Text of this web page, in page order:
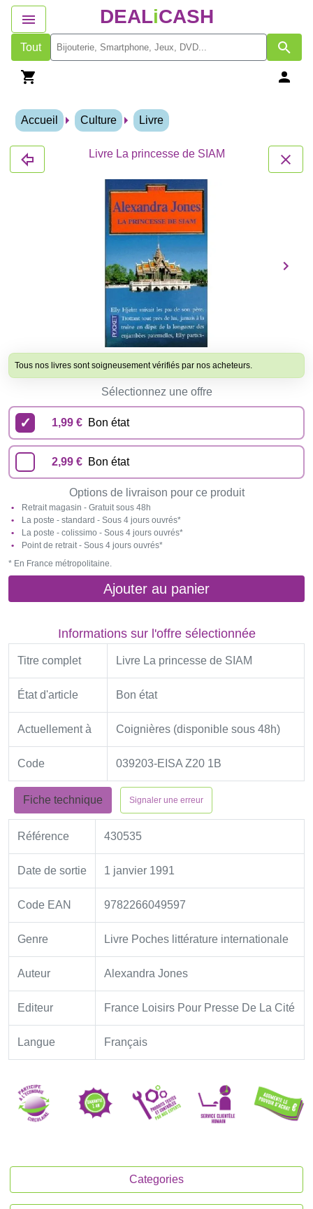
DEALiCASH
Tout
Accueil Culture Livre
Livre La princesse de SIAM
Tous nos livres sont soigneusement vérifiés par nos acheteurs.
Sélectionnez une offre
1,99 € Bon état
2,99 € Bon état
Options de livraison pour ce produit
Retrait magasin - Gratuit sous 48h
La poste - standard - Sous 4 jours ouvrés*
La poste - colissimo - Sous 4 jours ouvrés*
Point de retrait - Sous 4 jours ouvrés*
* En France métropolitaine.
Ajouter au panier
Informations sur l'offre sélectionnée
Titre complet Livre La princesse de SIAM
État d'article Bon état
Actuellement à Coignières (disponible sous 48h)
Code 039203-EISA Z20 1B
Fiche technique Signaler une erreur
Référence 430535
Date de sortie 1 janvier 1991
Code EAN 9782266049597
Genre Livre Poches littérature internationale
Auteur Alexandra Jones
Editeur France Loisirs Pour Presse De La Cité
Langue Français
Categories